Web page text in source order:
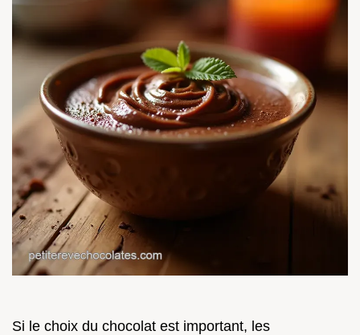
Si le choix du chocolat est important, les